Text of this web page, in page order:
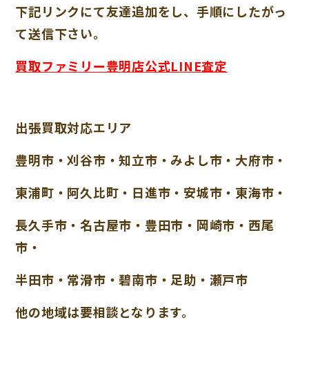
下記リンクにて友達追加をし、手順にしたがっ
て送信下さい。
買取ファミリー豊明店公式LINE査定
出張買取対応エリア
豊明市・刈谷市・知立市・みよし市・大府市・
東浦町・阿久比町・日進市・安城市・東海市・
長久手市・名古屋市・豊田市・岡崎市・西尾
市・
半田市・常滑市・碧南市・足助・瀬戸市
他の地域は要相談となります。